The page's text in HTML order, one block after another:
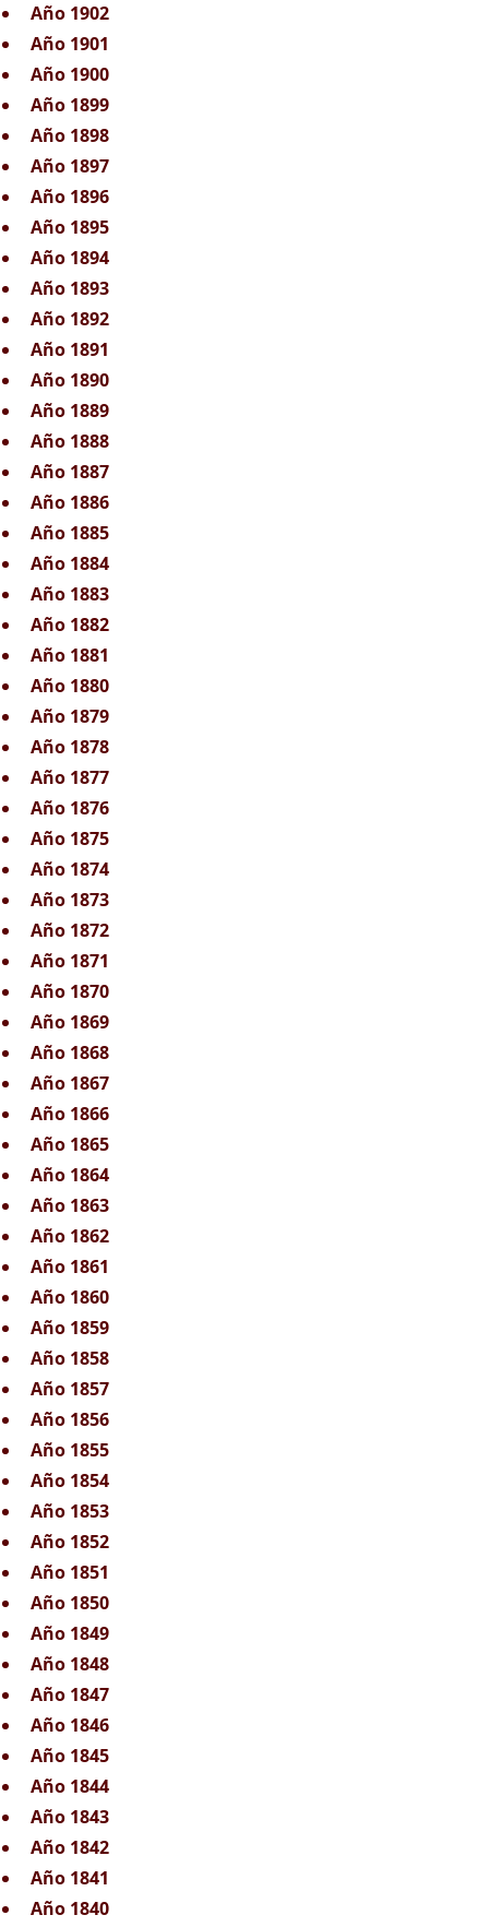
Año 1902
Año 1901
Año 1900
Año 1899
Año 1898
Año 1897
Año 1896
Año 1895
Año 1894
Año 1893
Año 1892
Año 1891
Año 1890
Año 1889
Año 1888
Año 1887
Año 1886
Año 1885
Año 1884
Año 1883
Año 1882
Año 1881
Año 1880
Año 1879
Año 1878
Año 1877
Año 1876
Año 1875
Año 1874
Año 1873
Año 1872
Año 1871
Año 1870
Año 1869
Año 1868
Año 1867
Año 1866
Año 1865
Año 1864
Año 1863
Año 1862
Año 1861
Año 1860
Año 1859
Año 1858
Año 1857
Año 1856
Año 1855
Año 1854
Año 1853
Año 1852
Año 1851
Año 1850
Año 1849
Año 1848
Año 1847
Año 1846
Año 1845
Año 1844
Año 1843
Año 1842
Año 1841
Año 1840